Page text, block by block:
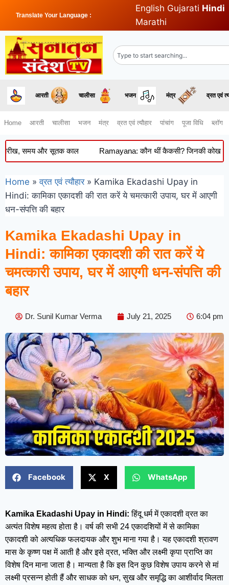
Translate Your Language :
English Gujarati Hindi
Marathi
आरती चालीसा भजन मंत्र व्रत एवं
Home आरती चालीसा भजन मंत्र व्रत एवं त्यौहार पांचांग पूजा विधि ब्लॉग
समय और सूतक काल Ramayana: कौन थीं कैकसी? जिनकी कोख से हुआ था
Home » व्रत एवं त्यौहार » Kamika Ekadashi Upay in
Hindi: कामिका एकादशी की रात करें ये चमत्कारी उपाय, घर में आएगी
धन-संपत्ति की बहार
Kamika Ekadashi Upay in
Hindi: कामिका एकादशी की रात करें ये
चमत्कारी उपाय, घर में आएगी धन-संपत्ति की
बहार
Dr. Sunil Kumar Verma July 21, 2025 6:04 pm
Facebook X WhatsApp
Kamika Ekadashi Upay in Hindi: हिंदू धर्म में एकादशी व्रत का
अत्यंत विशेष महत्व होता है। वर्ष की सभी 24 एकादशियों में से कामिका
एकादशी को अत्यधिक फलदायक और शुभ माना गया है। यह एकादशी श्रावण
मास के कृष्ण पक्ष में आती है और इसे व्रत, भक्ति और लक्ष्मी कृपा प्राप्ति का
विशेष दिन माना जाता है। मान्यता है कि इस दिन कुछ विशेष उपाय करने से मां
लक्ष्मी प्रसन्न होती हैं और साधक को धन, सुख और समृद्धि का आशीर्वाद मिलता